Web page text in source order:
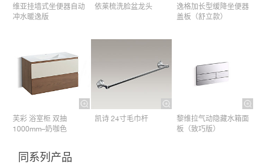
维亚挂墙式坐便器自动
冲水暖逸版
依莱梳洗脸盆龙头
逸格加长型缓降坐便器
盖板（舒立款）
芙彩 浴室柜 双抽
1000mm–奶咖色
凯诗 24寸毛巾杆​
黎维拉气动隐藏水箱面
板（致巧版）
同系列产品